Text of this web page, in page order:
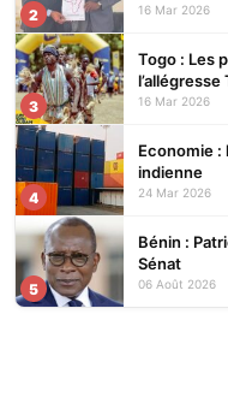
2 16 Mar 2026
3
Togo : Les
16 Mar 2026
4
Economie :
indienne
24 Mar 2026
5
Bénin :
Sénat
06 Août 2026